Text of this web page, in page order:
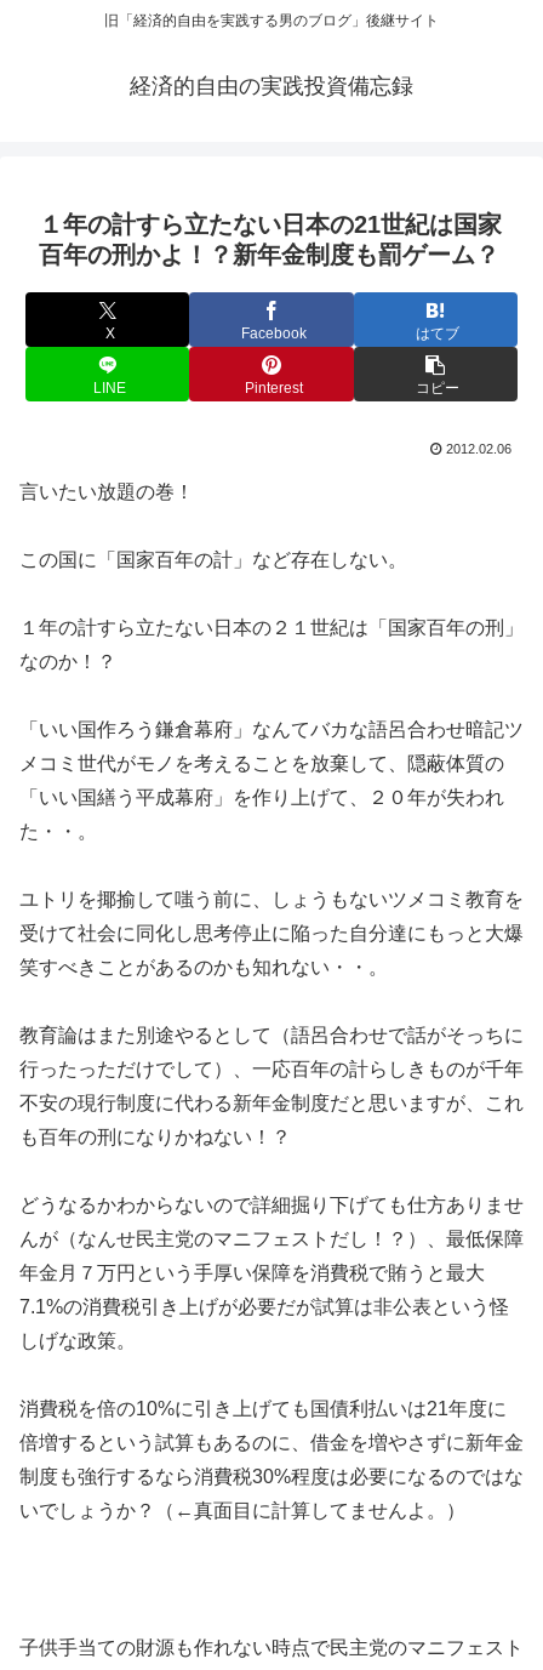
旧「経済的自由を実践する男のブログ」後継サイト
経済的自由の実践投資備忘録
１年の計すら立たない日本の21世紀は国家
百年の刑かよ！？新年金制度も罰ゲーム？
X Facebook はてブ
LINE Pinterest コピー
2012.02.06
言いたい放題の巻！
この国に「国家百年の計」など存在しない。
１年の計すら立たない日本の２１世紀は「国家百年の刑」
なのか！？
「いい国作ろう鎌倉幕府」なんてバカな語呂合わせ暗記ツ
メコミ世代がモノを考えることを放棄して、隠蔽体質の
「いい国繕う平成幕府」を作り上げて、２０年が失われ
た・・。
ユトリを揶揄して嗤う前に、しょうもないツメコミ教育を
受けて社会に同化し思考停止に陥った自分達にもっと大爆
笑すべきことがあるのかも知れない・・。
教育論はまた別途やるとして（語呂合わせで話がそっちに
行ったっただけでして）、一応百年の計らしきものが千年
不安の現行制度に代わる新年金制度だと思いますが、これ
も百年の刑になりかねない！？
どうなるかわからないので詳細掘り下げても仕方ありませ
んが（なんせ民主党のマニフェストだし！？）、最低保障
年金月７万円という手厚い保障を消費税で賄うと最大
7.1%の消費税引き上げが必要だが試算は非公表という怪
しげな政策。
消費税を倍の10%に引き上げても国債利払いは21年度に
倍増するという試算もあるのに、借金を増やさずに新年金
制度も強行するなら消費税30%程度は必要になるのではな
いでしょうか？（←真面目に計算してませんよ。）
子供手当ての財源も作れない時点で民主党のマニフェスト